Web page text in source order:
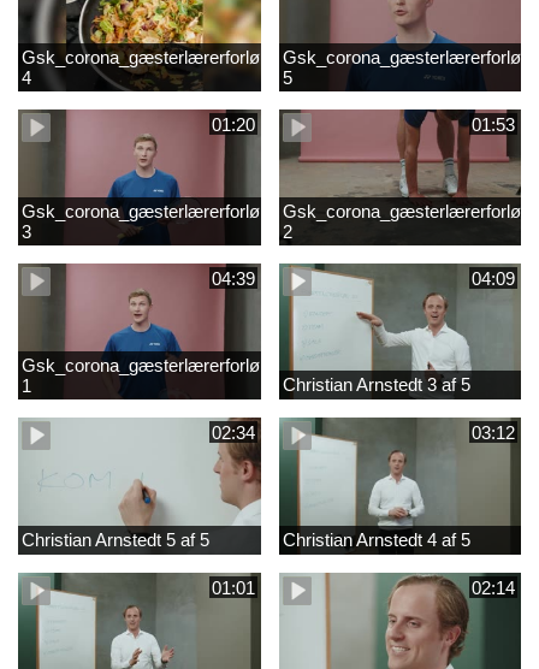
Gsk_corona_gæsterlærerforløb_Axelsen_del
4
5
01:20
Gsk_corona_gæsterlærerforløb_Axelsen_del
3
01:53
2
04:39
Gsk_corona_gæsterlærerforløb_Axelsen_del
1
04:09
Christian Arnstedt 3 af 5
02:34
Christian Arnstedt 5 af 5
03:12
Christian Arnstedt 4 af 5
01:01 02:14